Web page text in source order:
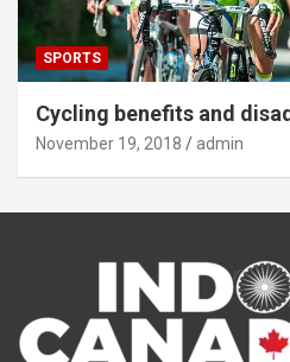
SPORTS
Cycling benefits and
November 19, 2018 admin